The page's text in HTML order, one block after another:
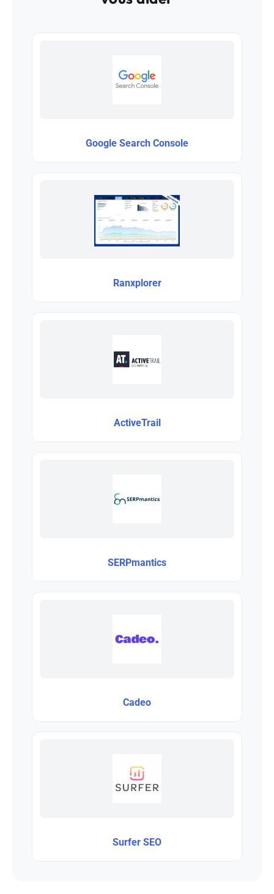
Google Search Console
Ranxplorer
ActiveTrail
SERPmantics
Cadeo
Surfer SEO